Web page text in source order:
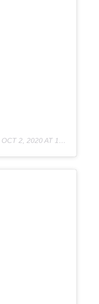
OCT 2, 2020 AT 12:41PM PDT